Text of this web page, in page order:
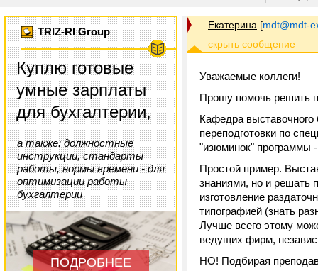
TRIZ-RI Group
Куплю готовые
умные зарплаты
для бухгалтерии,
а также: должностные
инструкции, стандарты
работы, нормы времени - для
оптимизации работы
бухгалтерии
ПОДРОБНЕЕ
Екатерина [mdt@mdt-
Уважаемые коллеги!
Прошу помочь решить
Кафедра
переподготовки по
"изюминок" программы
Простой пример.
знаниями, но и решать
изготовление
типографией (знать
Лучше всего этому
ведущих фирм,
НО! Подбирая